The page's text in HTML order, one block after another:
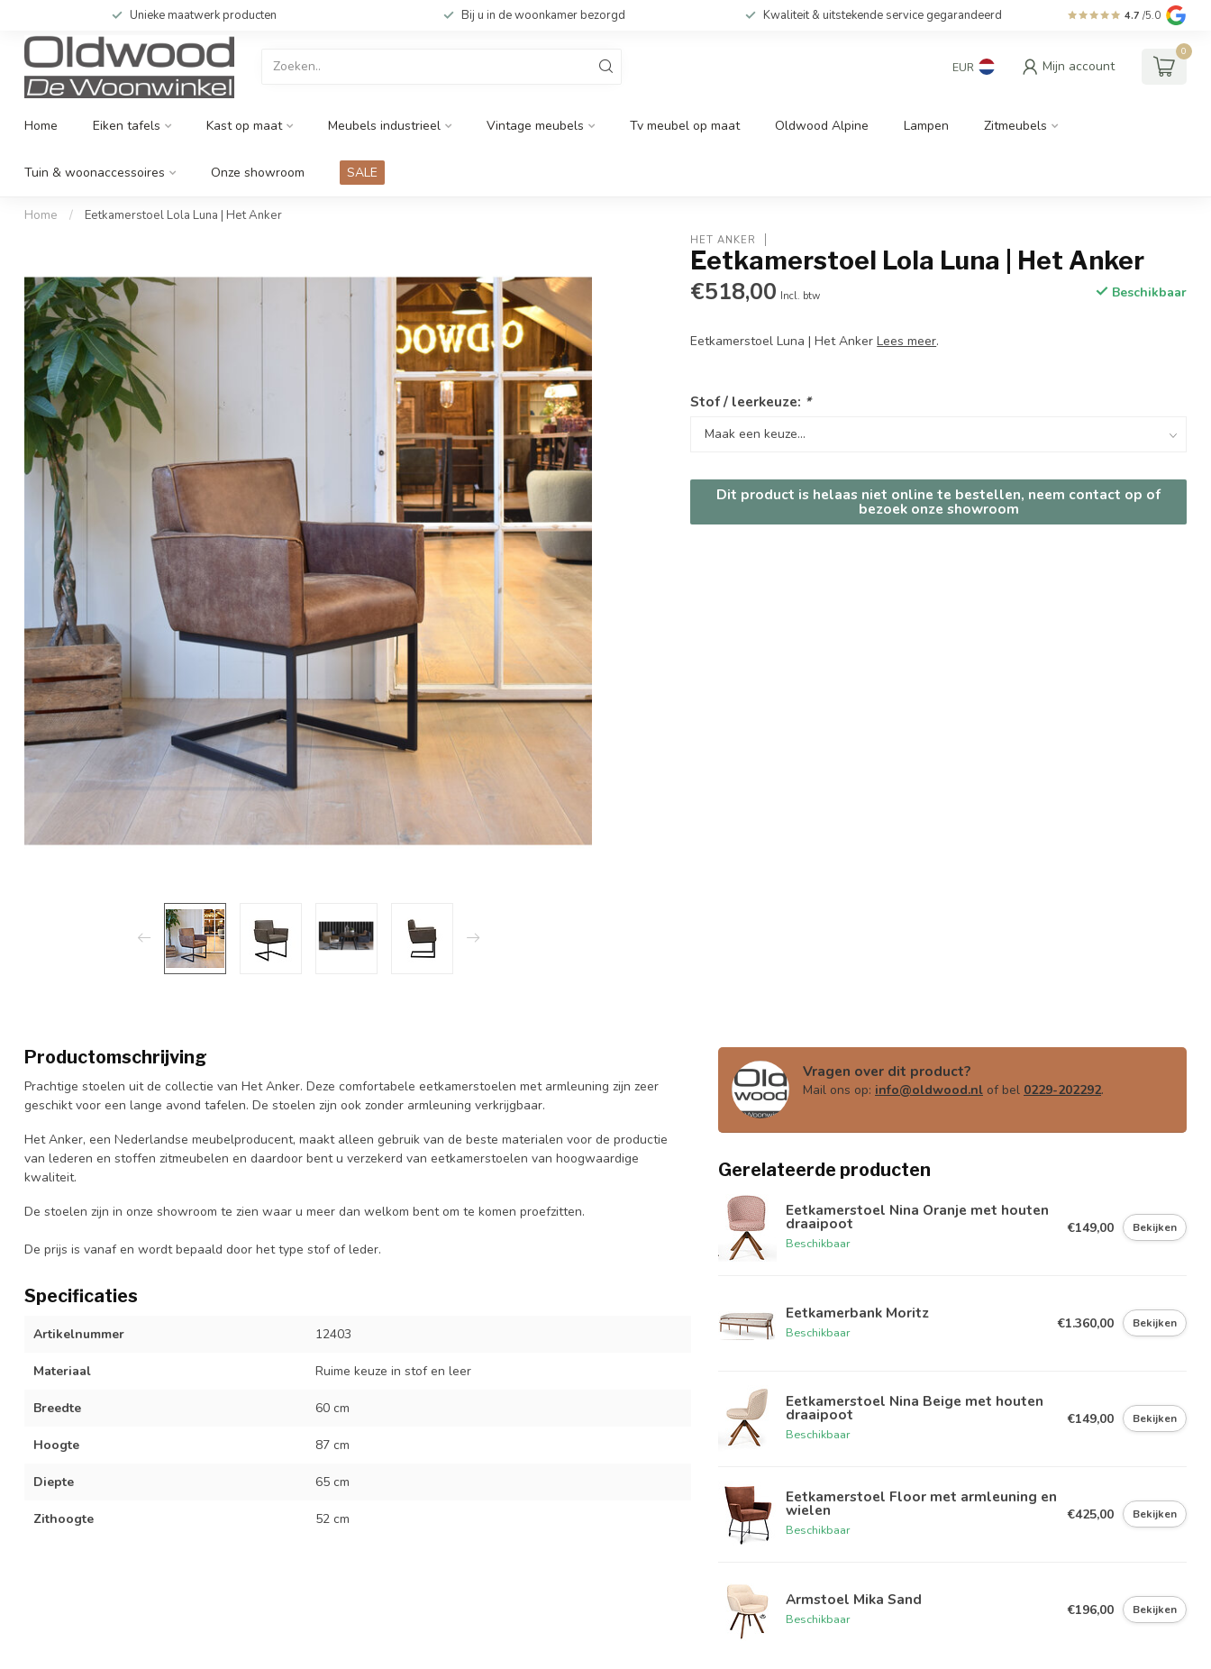
Unieke maatwerk producten Bij u in de woonkamer bezorgd Kwaliteit & uitstekende service gegarandeerd 4.7 /5.0
EUR Mijn account
0
Home Eiken tafels Kast op maat Meubels industrieel Vintage meubels Tv meubel op maat Oldwood Alpine Lampen Zitmeubels
Tuin & woonaccessoires Onze showroom SALE
Home / Eetkamerstoel Lola Luna | Het Anker
HET ANKER
Eetkamerstoel Lola Luna | Het Anker
€518,00 Incl. btw Beschikbaar
Eetkamerstoel Luna | Het AnkerLees meer.
Stof / leerkeuze: *
Dit product is helaas niet online te bestellen, neem contact op of
bezoek onze showroom
Productomschrijving
Prachtige stoelen uit de collectie van Het Anker. Deze comfortabele eetkamerstoelen met armleuning zijn zeer
geschikt voor een lange avond tafelen. De stoelen zijn ook zonder armleuning verkrijgbaar.
Het Anker, een Nederlandse meubelproducent, maakt alleen gebruik van de beste materialen voor de productie
van lederen en stoffen zitmeubelen en daardoor bent u verzekerd van eetkamerstoelen van hoogwaardige
kwaliteit.
De stoelen zijn in onze showroom te zien waar u meer dan welkom bent om te komen proefzitten.
De prijs is vanaf en wordt bepaald door het type stof of leder.
Specificaties
Artikelnummer 12403
Materiaal Ruime keuze in stof en leer
Breedte 60 cm
Hoogte 87 cm
Diepte 65 cm
Zithoogte 52 cm
Vragen over dit product?
Mail ons op: info@oldwood.nl of bel 0229-202292.
Gerelateerde producten
Eetkamerstoel Nina Oranje met houten
draaipoot
Beschikbaar
€149,00 Bekijken
Eetkamerbank Moritz
Beschikbaar
€1.360,00 Bekijken
Eetkamerstoel Nina Beige met houten
draaipoot
Beschikbaar
€149,00 Bekijken
Eetkamerstoel Floor met armleuning en
wielen
Beschikbaar
€425,00 Bekijken
Armstoel Mika Sand
Beschikbaar
€196,00 Bekijken